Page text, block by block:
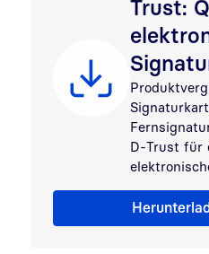
Trust:
D-Trust für
Produktvergleich D-